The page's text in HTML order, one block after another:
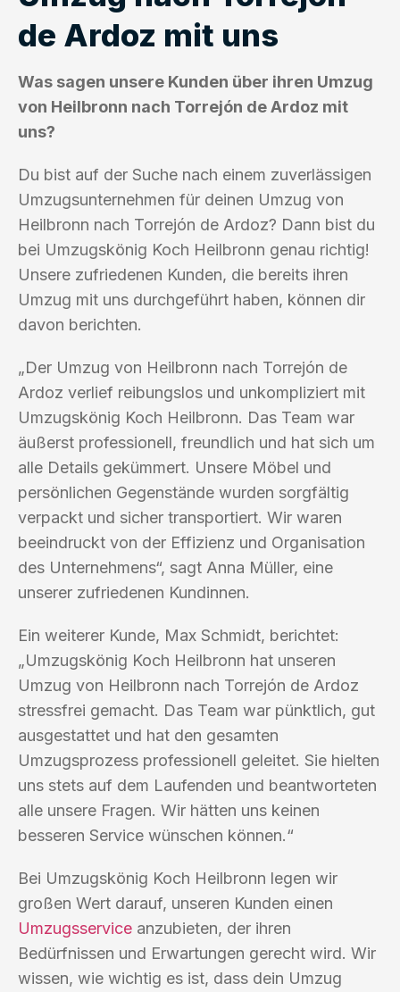
de Ardoz mit uns
Was sagen unsere Kunden über ihren Umzug
von Heilbronn nach Torrejón de Ardoz mit
uns?
Du bist auf der Suche nach einem zuverlässigen
Umzugsunternehmen für deinen Umzug von
Heilbronn nach Torrejón de Ardoz? Dann bist du
bei Umzugskönig Koch Heilbronn genau richtig!
Unsere zufriedenen Kunden, die bereits ihren
Umzug mit uns durchgeführt haben, können dir
davon berichten.
„Der Umzug von Heilbronn nach Torrejón de
Ardoz verlief reibungslos und unkompliziert mit
Umzugskönig Koch Heilbronn. Das Team war
äußerst professionell, freundlich und hat sich um
alle Details gekümmert. Unsere Möbel und
persönlichen Gegenstände wurden sorgfältig
verpackt und sicher transportiert. Wir waren
beeindruckt von der Effizienz und Organisation
des Unternehmens“, sagt Anna Müller, eine
unserer zufriedenen Kundinnen.
Ein weiterer Kunde, Max Schmidt, berichtet:
„Umzugskönig Koch Heilbronn hat unseren
Umzug von Heilbronn nach Torrejón de Ardoz
stressfrei gemacht. Das Team war pünktlich, gut
ausgestattet und hat den gesamten
Umzugsprozess professionell geleitet. Sie hielten
uns stets auf dem Laufenden und beantworteten
alle unsere Fragen. Wir hätten uns keinen
besseren Service wünschen können.“
Bei Umzugskönig Koch Heilbronn legen wir
großen Wert darauf, unseren Kunden einen
Umzugsservice anzubieten, der ihren
Bedürfnissen und Erwartungen gerecht wird. Wir
wissen, wie wichtig es ist, dass dein Umzug